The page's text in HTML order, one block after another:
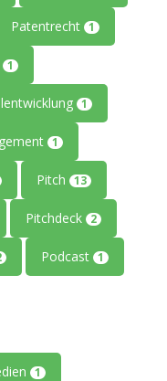
Patentrecht 1
1
1
1
Pitch 13
Pitchdeck 2
Podcast 1
1